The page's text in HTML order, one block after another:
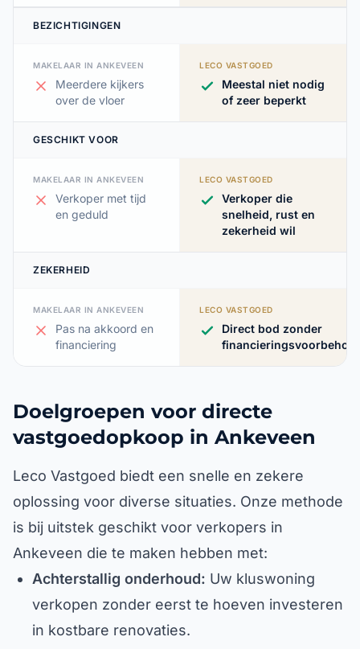
BEZICHTIGINGEN
MAKELAAR IN ANKEVEEN
Meerdere kijkers
over de vloer
LECO VASTGOED
Meestal niet nodig
of zeer beperkt
GESCHIKT VOOR
MAKELAAR IN ANKEVEEN
Verkoper met tijd
en geduld
LECO VASTGOED
Verkoper die
snelheid, rust en
zekerheid wil
ZEKERHEID
MAKELAAR IN ANKEVEEN
Pas na akkoord en
financiering
LECO VASTGOED
Direct bod zonder
Doelgroepen voor directe
vastgoedopkoop in Ankeveen
Leco Vastgoed biedt een snelle en zekere
oplossing voor diverse situaties. Onze methode
is bij uitstek geschikt voor verkopers in
Ankeveen die te maken hebben met:
Achterstallig onderhoud: Uw kluswoning
verkopen zonder eerst te hoeven investeren
in kostbare renovaties.